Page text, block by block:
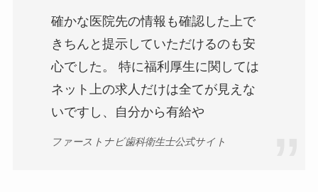
確かな医院先の情報も確認した上で
きちんと提示していただけるのも安
心でした。 特に福利厚生に関しては
ネット上の求人だけは全てが見えな
いですし、自分から有給や
ファーストナビ歯科衛生士公式サイト